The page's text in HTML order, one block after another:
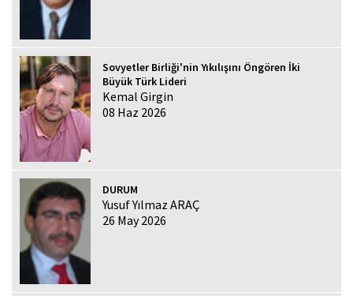
Sovyetler Birliği'nin Yıkılışını Öngören İki
Büyük Türk Lideri
Kemal Girgin
08 Haz 2026
DURUM
Yusuf Yılmaz ARAÇ
26 May 2026